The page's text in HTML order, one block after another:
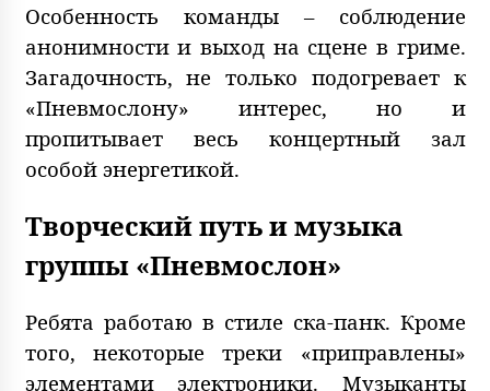
Особенность команды – соблюдение
анонимности и выход на сцене в гриме.
Загадочность, не только подогревает к
«Пневмослону» интерес, но и
пропитывает весь концертный зал
особой энергетикой.
Творческий путь и музыка
группы «Пневмослон»
Ребята работаю в стиле ска-панк. Кроме
того, некоторые треки «приправлены»
элементами электроники. Музыканты